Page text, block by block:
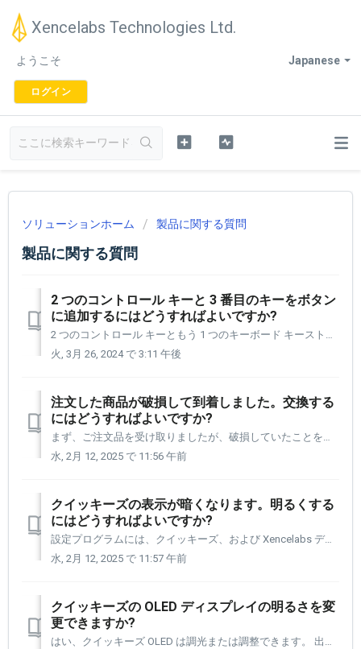
Xencelabs Technologies Ltd.
Japanese
ようこそ
ログイン
ソリューションホーム 製品に関する質問
製品に関する質問
2 つのコントロール キーと 3 番目のキーをボタン
に追加するにはどうすればよいですか?
2 つのコントロール キーともう 1 つのキーボード キーストロークを追加することは可能です。これは難しいですが、実行できます。 はい、ドライバー チームはタスクをより簡単に実行できるように取り組んでいます。 1～2回やれば、必要なキーストロークをすぐに追加できる流れが掴めます。 これは Win...
火, 3月 26, 2024 で 3:11 午後
注文した商品が破損して到着しました。交換する
にはどうすればよいですか?
まず、ご注文品を受け取りましたが、破損していたことをお詫び申し上げます。 電子メール アドレス Support@xencelabs.com を使用してカスタマーサポートまでご連絡ください。 これによりチケットが作成され、カスタマーサポート エージェントに割り当てられます。 お問い合わせの際は、以...
水, 2月 12, 2025 で 11:56 午前
クイッキーズの表示が暗くなります。明るくする
にはどうすればよいですか?
設定プログラムには、クイッキーズ、および Xencelabs デバイスをお持ちの場合はペン タブレットの多くの側面にカスタム変更を加えることができるセクションがあります。 カスタム設定の 1 つは、OLED ディスプレイの明るさです。 選択できる選択肢は 4 つあります。 オフ 薄暗い 中...
水, 2月 12, 2025 で 11:57 午前
クイッキーズの OLED ディスプレイの明るさを変
更できますか?
はい、クイッキーズ OLED は調光または調整できます。 出荷時のクイッキーズでは、OLED の輝度が「明るい」に設定されています。 OLED ライトの明るさには 3 つの状態があります。 明るい 中くらい 薄暗い オフ ボタンコマンドに付けた名前が表示されないため、ライトをオフに設定するこ...